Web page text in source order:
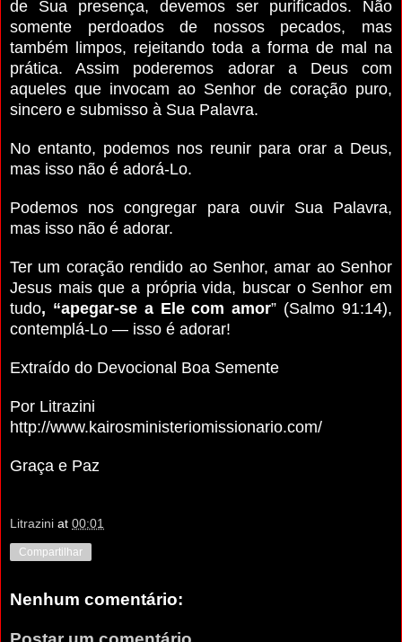
de Sua presença, devemos ser purificados. Não
somente perdoados de nossos pecados, mas
também limpos, rejeitando toda a forma de mal na
prática. Assim poderemos adorar a Deus com
aqueles que invocam ao Senhor de coração puro,
sincero e submisso à Sua Palavra.
No entanto, podemos nos reunir para orar a Deus,
mas isso não é adorá-Lo.
Podemos nos congregar para ouvir Sua Palavra,
mas isso não é adorar.
Ter um coração rendido ao Senhor, amar ao Senhor
Jesus mais que a própria vida, buscar o Senhor em
tudo, “apegar-se a Ele com amor” (Salmo 91:14),
contemplá-Lo — isso é adorar!
Extraído do Devocional Boa Semente
Por Litrazini
http://www.kairosministeriomissionario.com/
Graça e Paz
Litrazini at 00:01
Compartilhar
Nenhum comentário: